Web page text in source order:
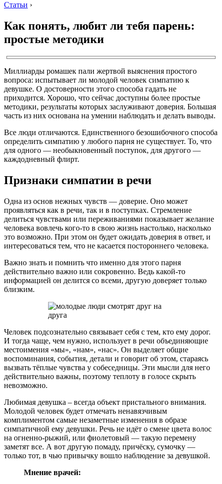
Статьи ›
Как понять, любит ли тебя парень:
простые методики
Миллиарды ромашек пали жертвой выяснения простого
вопроса: испытывает ли молодой человек симпатию к
девушке. О достоверности этого способа гадать не
приходится. Хорошо, что сейчас доступны более простые
методики, результаты которых заслуживают доверия. Большая
часть из них основана на умении наблюдать и делать выводы.
Все люди отличаются. Единственного безошибочного способа
определить симпатию у любого парня не существует. То, что
для одного — необыкновенный поступок, для другого —
каждодневный флирт.
Признаки симпатии в речи
Одна из основ нежных чувств — доверие. Оно может
проявляться как в речи, так и в поступках. Стремление
делиться чувствами или переживаниями показывает желание
человека вовлечь кого-то в свою жизнь настолько, насколько
это возможно. При этом он будет ожидать доверия в ответ, и
интересоваться тем, что не касается постороннего человека.
Важно знать и помнить что именно для этого парня
действительно важно или сокровенно. Ведь какой-то
информацией он делится со всеми, другую доверяет только
близким.
Человек подсознательно связывает себя с тем, кто ему дорог.
И тогда чаще, чем нужно, использует в речи объединяющие
местоимения «мы», «нам», «нас». Он выделяет общие
воспоминания, события, детали и говорит об этом, стараясь
вызвать тёплые чувства у собеседницы. Эти мысли для него
действительно важны, поэтому теплоту в голосе скрыть
невозможно.
Любимая девушка – всегда объект пристального внимания.
Молодой человек будет отмечать ненавязчивым
комплиментом самые незаметные изменения в образе
симпатичной ему девушки. Речь не идёт о смене цвета волос
на огненно-рыжий, или фиолетовый — такую перемену
заметят все. А вот другую помаду, причёску, сумочку —
только тот, в чью привычку вошло наблюдение за девушкой.
Мнение врачей: